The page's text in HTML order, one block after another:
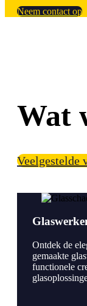
Neem contact op
Wat
Veelgestelde
Ontdek de
gemaakte
functionele